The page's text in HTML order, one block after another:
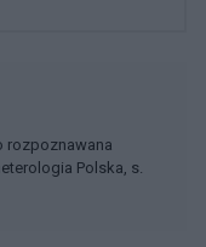
rozpoznawana
Polska, s.